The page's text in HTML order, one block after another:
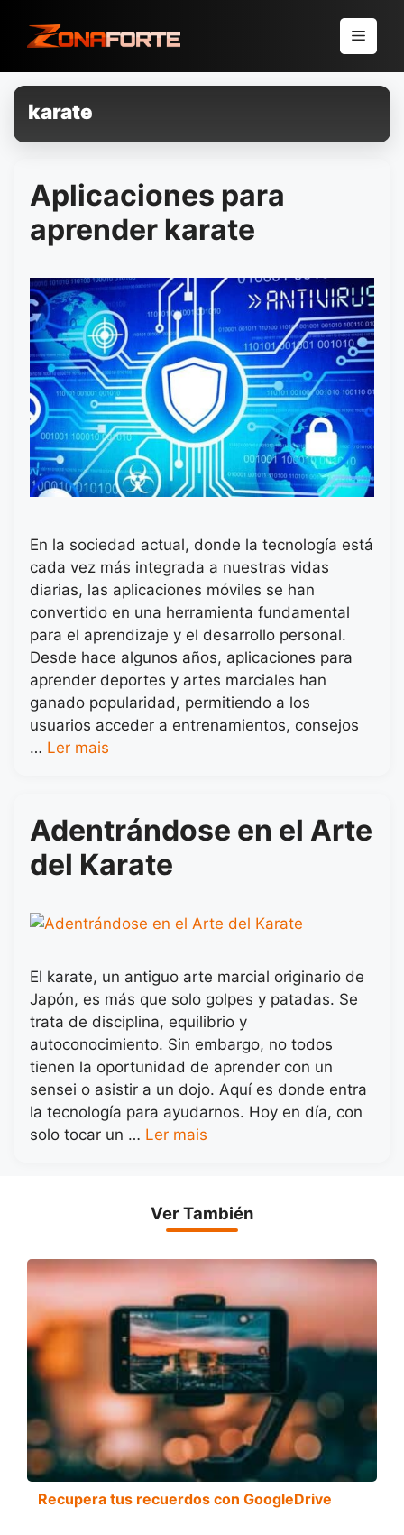
para
conteúdo
Menu
karate
Aplicaciones para
aprender karate
En la sociedad actual, donde la tecnología está
cada vez más integrada a nuestras vidas
diarias, las aplicaciones móviles se han
convertido en una herramienta fundamental
para el aprendizaje y el desarrollo personal.
Desde hace algunos años, aplicaciones para
aprender deportes y artes marciales han
ganado popularidad, permitiendo a los
usuarios acceder a entrenamientos, consejos
… Ler mais
Adentrándose en el Arte
del Karate
El karate, un antiguo arte marcial originario de
Japón, es más que solo golpes y patadas. Se
trata de disciplina, equilibrio y
autoconocimiento. Sin embargo, no todos
tienen la oportunidad de aprender con un
sensei o asistir a un dojo. Aquí es donde entra
la tecnología para ayudarnos. Hoy en día, con
solo tocar un … Ler mais
Ver También
Recupera tus recuerdos con GoogleDrive